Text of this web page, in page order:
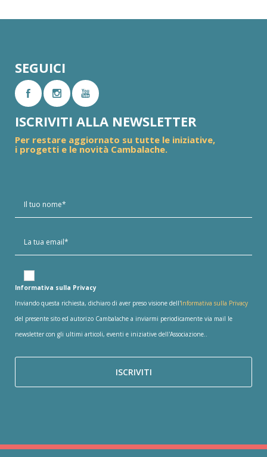
SEGUICI
ISCRIVITI ALLA NEWSLETTER
Per restare aggiornato su tutte le iniziative,
i progetti e le novità Cambalache.
Informativa sulla Privacy
Inviando questa richiesta, dichiaro di aver preso visione dell'Informativa sulla Privacy
del presente sito ed autorizo Cambalache a inviarmi periodicamente via mail le
newsletter con gli ultimi articoli, eventi e iniziative dell'Associazione..